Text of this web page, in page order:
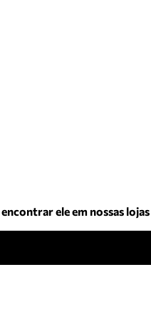
encontrar ele em nossas lojas